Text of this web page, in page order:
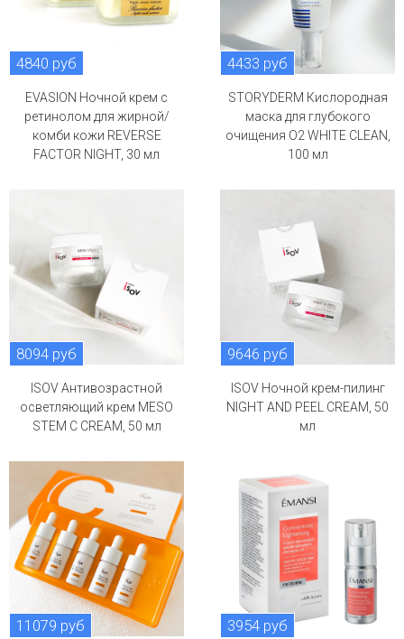
4840 руб
EVASION Ночной крем с
ретинолом для жирной/
комби кожи REVERSE
FACTOR NIGHT, 30 мл
4433 руб
STORYDERM Кислородная
маска для глубокого
очищения O2 WHITE CLEAN,
100 мл
8094 руб
ISOV Антивозрастной
осветляющий крем MESO
STEM C CREAM, 50 мл
9646 руб
ISOV Ночной крем-пилинг
NIGHT AND PEEL CREAM, 50
мл
11079 руб 3954 руб